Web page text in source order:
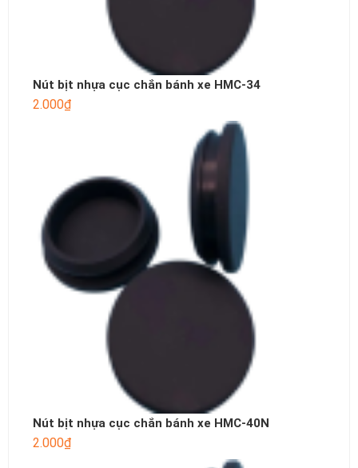
Nút bịt nhựa cục chắn bánh xe HMC-34
2.000₫
Nút bịt nhựa cục chắn bánh xe HMC-40N
2.000₫